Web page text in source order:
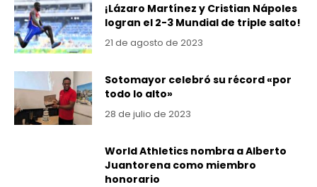
¡Lázaro Martínez y Cristian Nápoles
logran el 2-3 Mundial de triple salto!
21 de agosto de 2023
Sotomayor celebró su récord «por
todo lo alto»
28 de julio de 2023
World Athletics nombra a Alberto
Juantorena como miembro
honorario